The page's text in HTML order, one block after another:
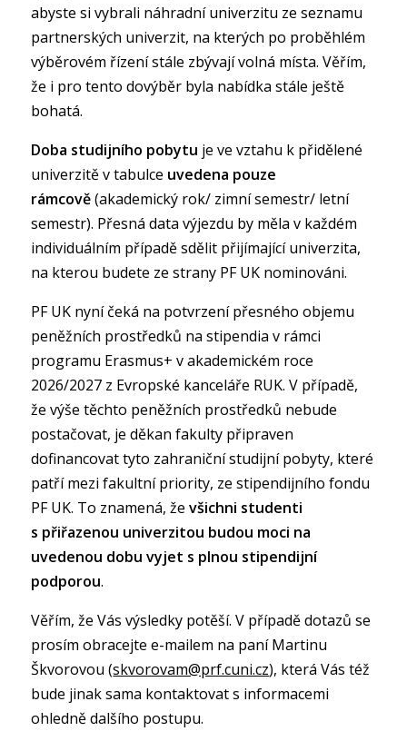
abyste si vybrali náhradní univerzitu ze seznamu
partnerských univerzit, na kterých po proběhlém
výběrovém řízení stále zbývají volná místa. Věřím,
že i pro tento dovýběr byla nabídka stále ještě
bohatá.
Doba studijního pobytu je ve vztahu k přidělené
univerzitě v tabulce uvedena pouze
rámcově(akademický rok/ zimní semestr/ letní
semestr). Přesná data výjezdu by měla v každém
individuálním případě sdělit přijímající univerzita,
na kterou budete ze strany PF UK nominováni.
PF UK nyní čeká na potvrzení přesného objemu
peněžních prostředků na stipendia v rámci
programu Erasmus+ v akademickém roce
2026/2027 z Evropské kanceláře RUK. V případě,
že výše těchto peněžních prostředků nebude
postačovat, je děkan fakulty připraven
dofinancovat tyto zahraniční studijní pobyty, které
patří mezi fakultní priority, ze stipendijního fondu
PF UK. To znamená, ževšichni studenti
s přiřazenou univerzitou budou moci na
uvedenou dobu vyjet s plnou stipendijní
podporou.
Věřím, že Vás výsledky potěší. V případě dotazů se
prosím obracejte e-mailem na paní Martinu
Škvorovou (skvorovam@prf.cuni.cz), která Vás též
bude jinak sama kontaktovat s informacemi
ohledně dalšího postupu.